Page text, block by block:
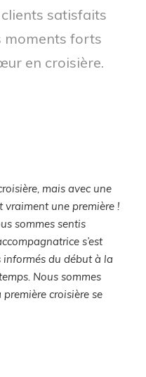
satisfaits
moments forts
en croisière.
de la qualité des
satisfaite ! Un
pour la
vivement !